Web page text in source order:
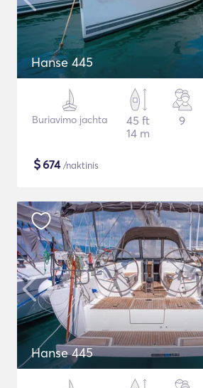
Hanse 445
Buriavimo jachta
45 ft
14 m
9
$674/naktinis
Hanse 445